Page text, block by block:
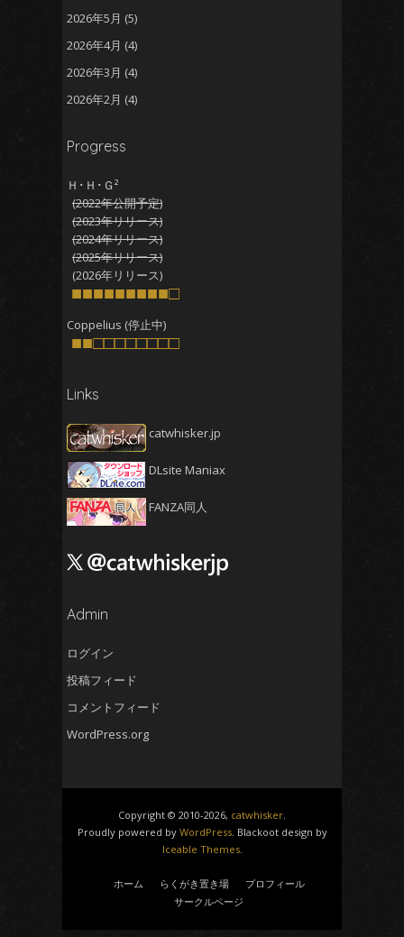
2026年5月 (5)
2026年4月 (4)
2026年3月 (4)
2026年2月 (4)
2025年12月
2025年11月
2025年10月(4)
2025年9月 (4)
2025年8月(5)
2025年7月(4)
(4)
2025年5月(5)
2025年3月
2025年2月(4)
2025年1月(5)
2024年12月(5)
2024年11月(5)
2024年9月(4)
2024年7月
2023年11月(4)
2023年9月(5)
Progress
Ｈ･Ｈ･Ｇ²
(2022年公開予定)
(2023年リリース)
(2024年リリース)
(2025年リリース)
(2026年リリース)
■■■■■■■■■□
Coppelius (停止中)
■■□□□□□□□□
Links
catwhisker.jp
DLsite Maniax
FANZA同人
Admin
ログイン
投稿フィード
コメントフィード
WordPress.org
Copyright © 2010-2026, catwhisker.
Proudly powered by WordPress. Blackoot design by
Iceable Themes.
ホーム らくがき置き場
プロフィール
サークルページ